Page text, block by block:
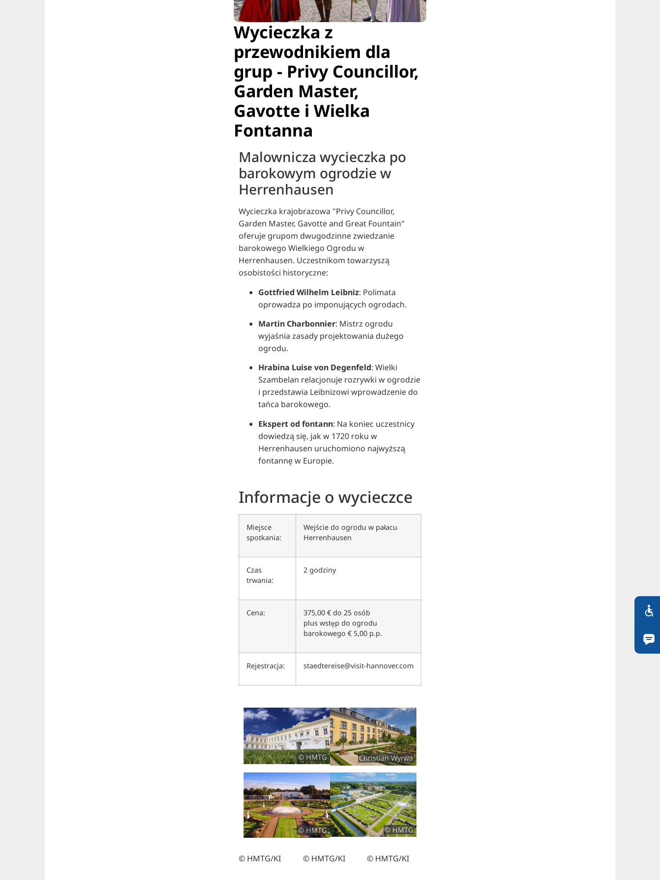
Wycieczka z
przewodnikiem dla
grup - Privy Councillor,
Garden Master,
Gavotte i Wielka
Fontanna
Malownicza wycieczka po
barokowym ogrodzie w
Herrenhausen
Wycieczka krajobrazowa "Privy Councillor,
Garden Master, Gavotte and Great Fountain"
oferuje grupom dwugodzinne zwiedzanie
barokowego Wielkiego Ogrodu w
Herrenhausen. Uczestnikom towarzyszą
osobistości historyczne:
Gottfried Wilhelm Leibniz: Polimata
oprowadza po imponujących ogrodach.
Martin Charbonnier: Mistrz ogrodu
wyjaśnia zasady projektowania dużego
ogrodu.
Hrabina Luise von Degenfeld: Wielki
Szambelan relacjonuje rozrywki w ogrodzie
i przedstawia Leibnizowi wprowadzenie do
tańca barokowego.
Ekspert od fontann: Na koniec uczestnicy
dowiedzą się, jak w 1720 roku w
Herrenhausen uruchomiono najwyższą
fontannę w Europie.
Informacje o wycieczce
Miejsce
spotkania:
Wejście do ogrodu w pałacu
Herrenhausen
Czas
trwania:
2 godziny
Cena:
375,00 € do 25 osób
plus wstęp do ogrodu
barokowego € 5,00 p.p.
Rejestracja: staedtereise@visit-hannover.com
© HMTG Christian Wyrwa
© HMTG © HMTG
© HMTG/KI © HMTG/KI © HMTG/KI